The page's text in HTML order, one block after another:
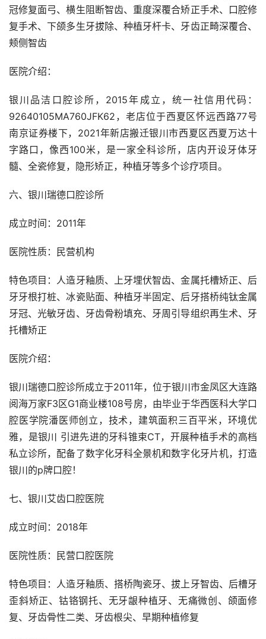
冠修复面弓、横生阻断智齿、重度深覆合矫正手术、口腔修
复手术、下颌多生牙拔除、种植牙杆卡、牙齿正畸深覆合、
颊侧智齿
医院介绍：
银川品洁口腔诊所，2015年成立，统一社信用代码：
92640105MA760JFK62，老店位于西夏区怀远西路77号
南京证券楼下，2021年新店搬迁银川市西夏区西夏万达十
字路口，像西100米，是一家全科诊所，店内开设牙体牙
髓、全瓷修复，隐形矫正，种植牙等多个诊疗项目。
六、银川瑞德口腔诊所
成立时间：2011年
医院性质：民营机构
特色项目：人造牙釉质、上牙埋伏智齿、金属托槽矫正、后
牙牙根打桩、冰瓷贴面、种植牙半固定、后牙搭桥纯钛金属
牙冠、光敏牙齿、牙齿骨粉填充、牙周引导组织再生术、牙
托槽矫正
医院介绍：
银川瑞德口腔诊所成立于2011年，位于银川市金凤区大连路
阅海万家F3区G1商业楼108号房，由毕业于华西医科大学口
腔医学院潘医师创立，技术，建筑面积三百平米，环境优
雅，是银川 引进先进的牙科锥束CT，开展种植手术的高档
私立诊所，配备了数字化牙科全景机和数字化牙片机，打造
银川的p牌口腔！
七、银川艾齿口腔医院
成立时间：2018年
医院性质：民营口腔医院
特色项目：人造牙釉质、搭桥陶瓷牙、拔上牙智齿、后槽牙
歪斜矫正、钴铬钢托、无牙龈种植牙、无痛微创、颌面修
复、牙齿骨性二类、牙齿根尖、早期种植修复